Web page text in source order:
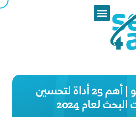
أدوات السيو | أهم 25 أداة لتحسين
لعام 2024